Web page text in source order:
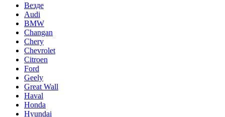
Везде
Audi
BMW
Changan
Chery
Chevrolet
Citroen
Ford
Geely
Great Wall
Haval
Honda
Hyundai